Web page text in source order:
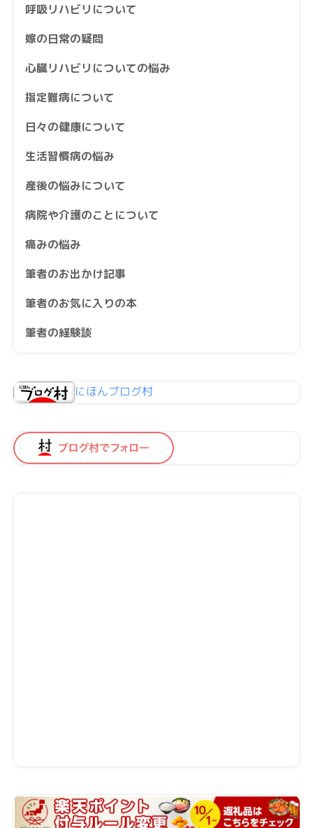
呼吸リハビリについて
嫁の日常の疑問
心臓リハビリについての悩み
指定難病について
日々の健康について
生活習慣病の悩み
産後の悩みについて
病院や介護のことについて
痛みの悩み
筆者のお出かけ記事
筆者のお気に入りの本
筆者の経験談
にほんブログ村